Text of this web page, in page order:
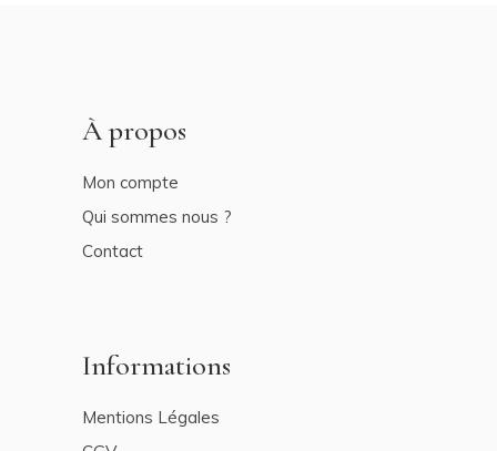
À propos
Mon compte
Qui sommes nous ?
Contact
Informations
Mentions Légales